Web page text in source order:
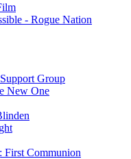
- Rogue Nation
Group
New One
First Communion